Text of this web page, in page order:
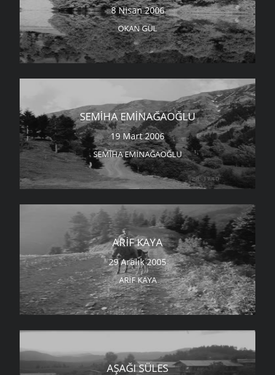
8 Nisan 2006
OKAN GÜL
SEMIHA EMINAĞAOĞLU
19 Mart 2006
SEMIHA EMINAĞAOĞLU
ARIF KAYA
29 Aralık 2005
ARIF KAYA
AŞAĞI SÜLES